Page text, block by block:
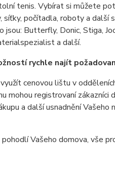
tenis. Vybírat si můžete
počítadla, roboty a
Butterfly, Donic, Stiga,
a další.
rychle najít
cenovou lištu v
registrovaní zákazníci
a další usnadnění Vašeho
Vašeho domova, vše